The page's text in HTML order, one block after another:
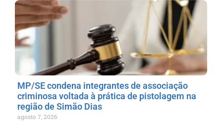
MP/SE condena integrantes de associação
criminosa voltada à prática de pistolagem na
região de Simão Dias
agosto 7, 2026